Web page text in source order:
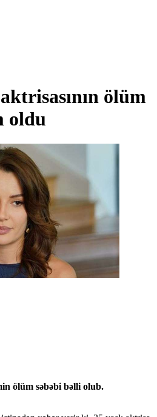
ölüm
oldu
ölüm səbəbi bəlli olub.